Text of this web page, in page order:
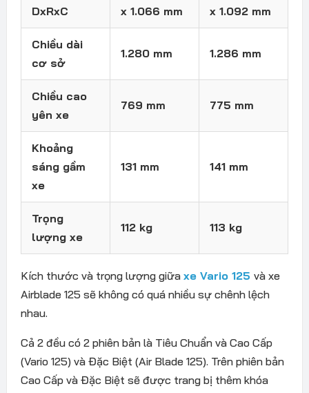
DxRxC
x 1.066 mm
x 1.092 mm
Chiều dài
cơ sở
1.280 mm 1.286 mm
Chiều cao
yên xe
769 mm 775 mm
Khoảng
sáng gầm
xe
131 mm 141 mm
Trọng
lượng xe
112 kg 113 kg
Kích thước và trọng lượng giữa xe Vario 125 và xe
Airblade 125 sẽ không có quá nhiều sự chênh lệch
nhau.
Cả 2 đều có 2 phiên bản là Tiêu Chuẩn và Cao Cấp
(Vario 125) và Đặc Biệt (Air Blade 125). Trên phiên bản
Cao Cấp và Đặc Biệt sẽ được trang bị thêm khóa